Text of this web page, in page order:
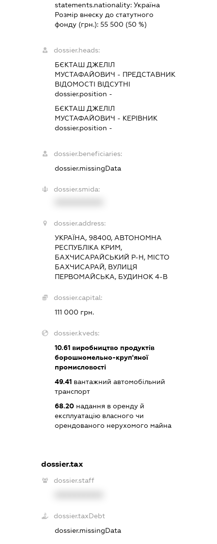
statements.nationality: Україна
Розмір внеску до статутного
фонду (грн.): 55 500 (50 %)
dossier.heads:
БЄКТАШ ДЖЕЛІЛ
МУСТАФАЙОВИЧ - ПРЕДСТАВНИК
ВІДОМОСТІ ВІДСУТНІ
dossier.position -
БЄКТАШ ДЖЕЛІЛ
МУСТАФАЙОВИЧ - КЕРІВНИК
dossier.position -
dossier.beneficiaries:
dossier.missingData
dossier.smida:
dossier.address:
УКРАЇНА, 98400, АВТОНОМНА
РЕСПУБЛІКА КРИМ,
БАХЧИСАРАЙСЬКИЙ Р-Н, МІСТО
БАХЧИСАРАЙ, ВУЛИЦЯ
ПЕРВОМАЙСЬКА, БУДИНОК 4-В
dossier.capital:
111 000 грн.
dossier.kveds:
10.61виробництво продуктів
борошномельно-круп'яної
промисловості
49.41вантажний автомобільний
транспорт
68.20надання в оренду й
експлуатацію власного чи
орендованого нерухомого майна
dossier.tax
dossier.staff
dossier.taxDebt
dossier.missingData